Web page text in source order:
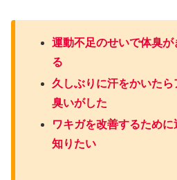
運動不足のせいで体臭
る
久しぶりに汗をかいた
臭いがした
ワキガを改善するため
知りたい